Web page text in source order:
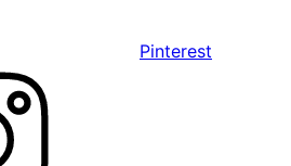
Pinterest